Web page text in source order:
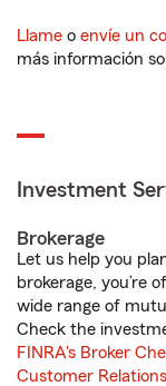
Llame o envíe un
más información
Investment
Brokerage
Let us help you
brokerage, you’re
wide range of
Check the
FINRA's Broker
Customer